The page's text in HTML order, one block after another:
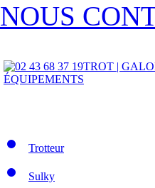
NOUS
TROT |
ÉQUIPEMENTS
Trotteur
Sulky